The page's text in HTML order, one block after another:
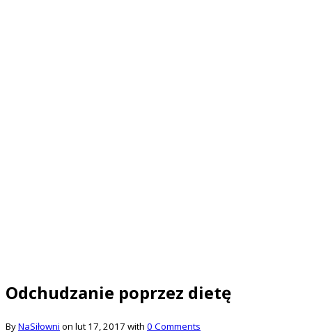
Odchudzanie poprzez dietę
ByNaSiłowni on lut 17, 2017 with 0 Comments